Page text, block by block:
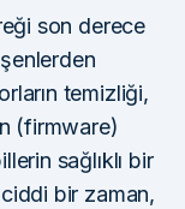
son derece
temizliği,
(firmware)
sağlıklı bir
bir zaman,